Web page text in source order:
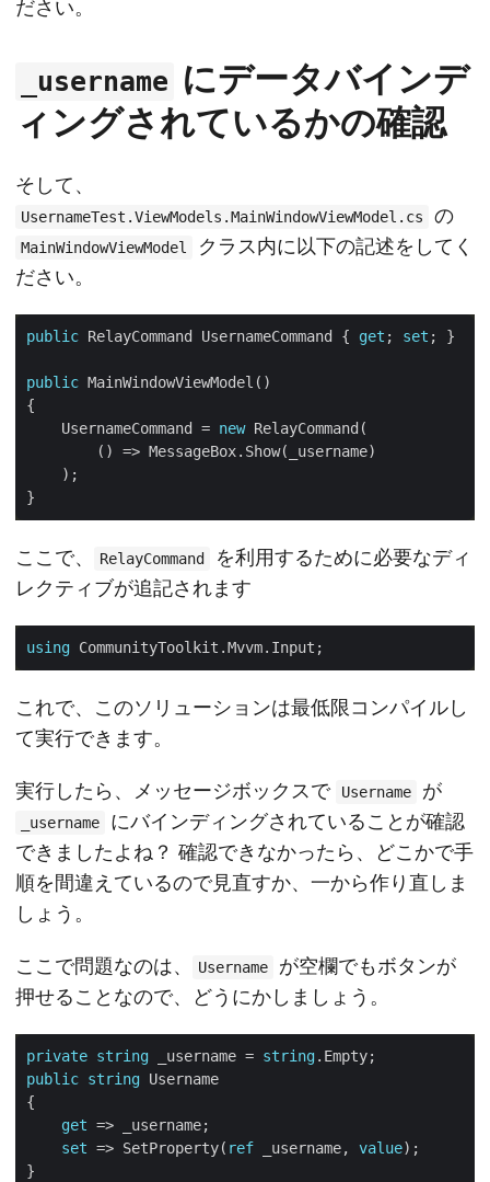
ださい。
_username にデータバインデ
ィングされているかの確認
そして、
UsernameTest.ViewModels.MainWindowViewModel.cs の
MainWindowViewModel
クラス内に以下の記述をしてく
ださい。
public RelayCommand UsernameCommand { get ; set
public
    UsernameCommand =
new
ここで、 RelayCommand
を利用するために必要なディ
レクティブが追記されます
using
これで、このソリューションは最低限コンパイルし
て実行できます。
実行したら、メッセージボックスで Username が
_username
にバインディングされていることが確認
できましたよね？ 確認できなかったら、どこかで手
順を間違えているので見直すか、一から作り直しま
しょう。
ここで問題なのは、 Username
が空欄でもボタンが
押せることなので、どうにかしましょう。
private string _username = string
public string
get
set => SetProperty( ref _username, value